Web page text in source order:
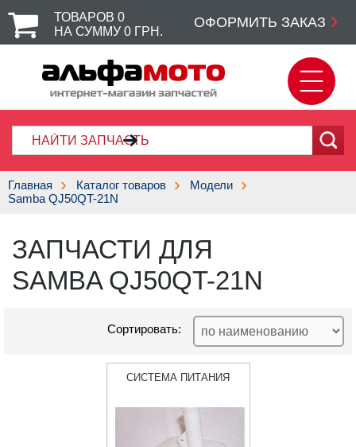
ТОВАРОВ 0
НА СУММУ 0 ГРН.
ОФОРМИТЬ ЗАКАЗ
Главная Каталог товаров
Модели
Samba QJ50QT-21N
ЗАПЧАСТИ ДЛЯ
SAMBA QJ50QT-21N
Сортировать:
СИСТЕМА ПИТАНИЯ